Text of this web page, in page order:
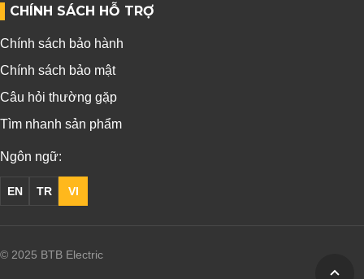
CHÍNH SÁCH HỖ TRỢ
Chính sách bảo hành
Chính sách bảo mật
Câu hỏi thường gặp
Tìm nhanh sản phẩm
Ngôn ngữ:
VI
EN TR
© 2025 BTB Electric